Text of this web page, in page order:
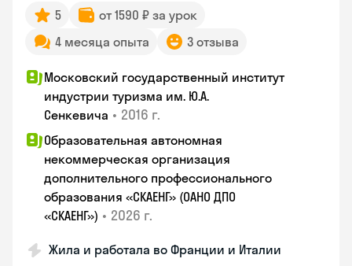
5
от 1590 ₽ за урок
4 месяца опыта
3 отзыва
Московский государственный институт
индустрии туризма им. Ю.А.
Сенкевича • 2016 г.
Образовательная автономная
некоммерческая организация
дополнительного профессионального
образования «СКАЕНГ» (ОАНО ДПО
«СКАЕНГ») • 2026 г.
Жила и работала во Франции и Италии